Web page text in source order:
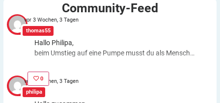
Community-Feed
thomas55
vor 3 Wochen, 3 Tagen
Hallo Philipa,
beim Umstieg auf eine Pumpe musst du als Mensch
ICT. Schätzfehler bleiben also. Du kannst aber die
Basalrate individuell einstellen, z.B. In den frühen
Morgenstunden mehr Insulin zuführen. Auch bei
0
philipa
vor 3 Wochen, 3 Tagen